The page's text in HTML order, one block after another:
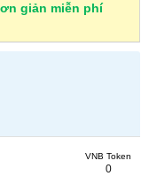
giản miễn phí
VNB Token
0